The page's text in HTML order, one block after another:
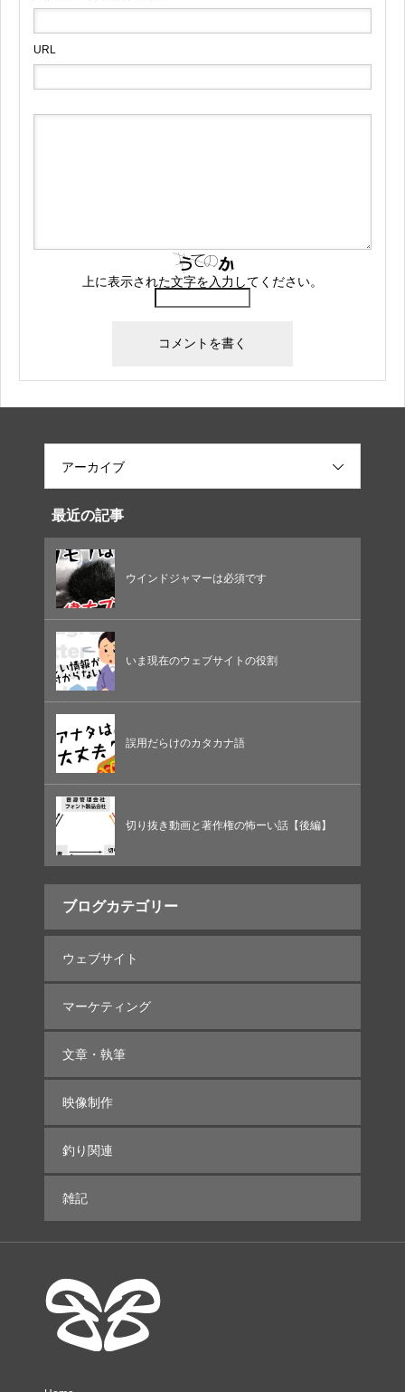
URL
上に表示された文字を入力してください。
アーカイブ
最近の記事
ウインドジャマーは必須です
いま現在のウェブサイトの役割
誤用だらけのカタカナ語
切り抜き動画と著作権の怖ーい話【後編】
ブログカテゴリー
ウェブサイト
マーケティング
文章・執筆
映像制作
釣り関連
雑記